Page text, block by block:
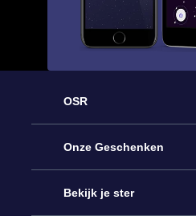
OSR
Service
Contact
Onze Geschenken
Online Star Gift
Bekijk je ster